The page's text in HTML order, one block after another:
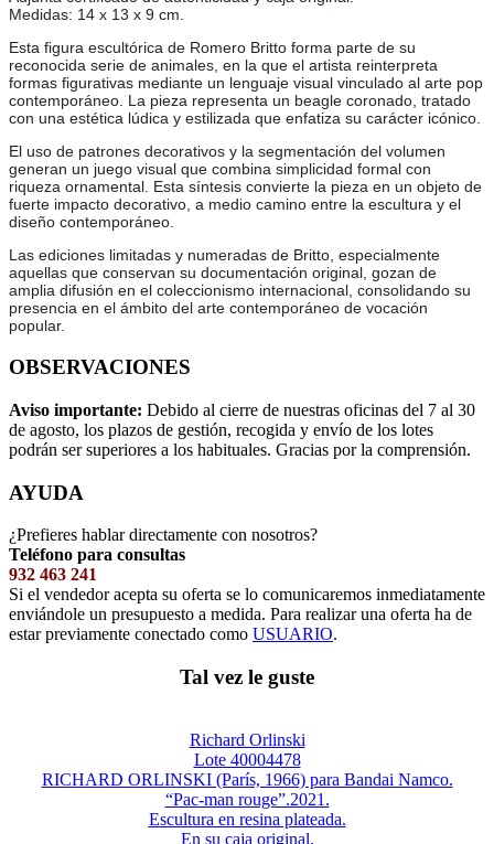
Medidas: 14 x 13 x 9 cm.
Esta figura escultórica de Romero Britto forma parte de su
reconocida serie de animales, en la que el artista reinterpreta
formas figurativas mediante un lenguaje visual vinculado al arte pop
contemporáneo. La pieza representa un beagle coronado, tratado
con una estética lúdica y estilizada que enfatiza su carácter icónico.
El uso de patrones decorativos y la segmentación del volumen
generan un juego visual que combina simplicidad formal con
riqueza ornamental. Esta síntesis convierte la pieza en un objeto de
fuerte impacto decorativo, a medio camino entre la escultura y el
diseño contemporáneo.
Las ediciones limitadas y numeradas de Britto, especialmente
aquellas que conservan su documentación original, gozan de
amplia difusión en el coleccionismo internacional, consolidando su
presencia en el ámbito del arte contemporáneo de vocación
popular.
OBSERVACIONES
Aviso importante: Debido al cierre de nuestras oficinas del 7 al 30
de agosto, los plazos de gestión, recogida y envío de los lotes
podrán ser superiores a los habituales. Gracias por la comprensión.
AYUDA
¿Prefieres hablar directamente con nosotros?
Teléfono para consultas
932 463 241
Si el vendedor acepta su oferta se lo comunicaremos inmediatamente
enviándole un presupuesto a medida. Para realizar una oferta ha de
estar previamente conectado como USUARIO.
Tal vez le guste
Richard Orlinski
Lote 40004478
RICHARD ORLINSKI (París, 1966) para Bandai Namco.
“Pac-man rouge”.2021.
Escultura en resina plateada.
En su caja original.